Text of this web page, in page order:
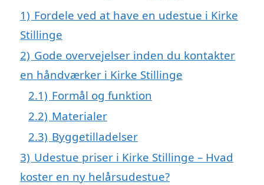
1) Fordele ved at have en udestue i Kirke
Stillinge
2) Gode overvejelser inden du kontakter
en håndværker i Kirke Stillinge
2.1) Formål og funktion
2.2) Materialer
2.3) Byggetilladelser
3) Udestue priser i Kirke Stillinge – Hvad
koster en ny helårsudestue?